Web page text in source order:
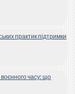
практик підтримки
воєнного часу: що